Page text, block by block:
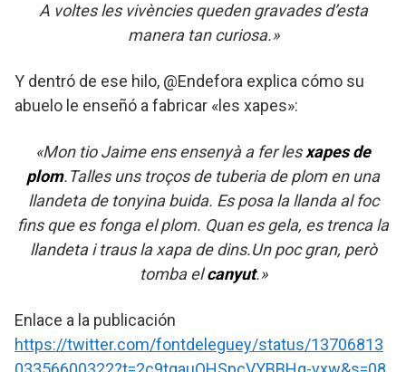
A voltes les vivències queden gravades d’esta
manera tan curiosa.»
Y dentró de ese hilo, @Endefora explica cómo su
abuelo le enseñó a fabricar «les xapes»:
«Mon tio Jaime ens ensenyà a fer lesxapes de
plom.Talles uns troços de tuberia de plom en una
llandeta de tonyina buida. Es posa la llanda al foc
fins que es fonga el plom. Quan es gela, es trenca la
llandeta i traus la xapa de dins.Un poc gran, però
tomba elcanyut.»
Enlace a la publicación
https://twitter.com/fontdeleguey/status/13706813